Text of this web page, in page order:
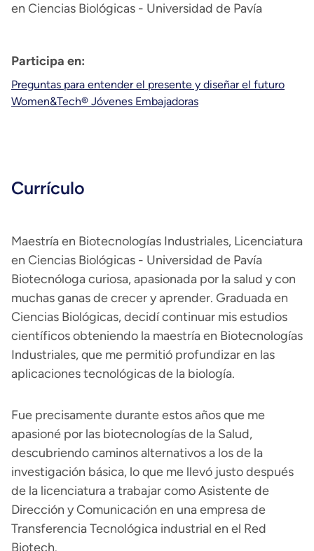
en Ciencias Biológicas - Universidad de Pavía
Participa en:
Preguntas para entender el presente y diseñar el futuro
Women&Tech® Jóvenes Embajadoras
Currículo
Maestría en Biotecnologías Industriales, Licenciatura
en Ciencias Biológicas - Universidad de Pavía
Biotecnóloga curiosa, apasionada por la salud y con
muchas ganas de crecer y aprender. Graduada en
Ciencias Biológicas, decidí continuar mis estudios
científicos obteniendo la maestría en Biotecnologías
Industriales, que me permitió profundizar en las
aplicaciones tecnológicas de la biología.
Fue precisamente durante estos años que me
apasioné por las biotecnologías de la Salud,
descubriendo caminos alternativos a los de la
investigación básica, lo que me llevó justo después
de la licenciatura a trabajar como Asistente de
Dirección y Comunicación en una empresa de
Transferencia Tecnológica industrial en el Red
Biotech.